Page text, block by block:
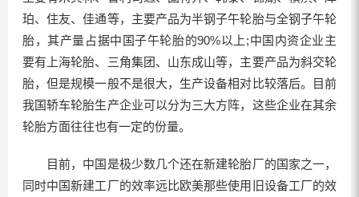
珀、住友、佳通等，主要产品为半钢子午轮胎与全钢子午轮
胎，其产量占据中国子午轮胎的90%以上;中国内资企业主
要有上海轮胎、三角集团、山东成山等，主要产品为斜交轮
胎，但是规模一般不是很大，生产设备相对比较落后。目前
我国轿车轮胎生产企业可以分为三大方阵，这些企业在其余
轮胎方面往往也有一定的份量。
目前，中国是极少数几个还在新建轮胎厂的国家之一，
同时中国新建工厂的效率远比欧美那些使用旧设备工厂的效